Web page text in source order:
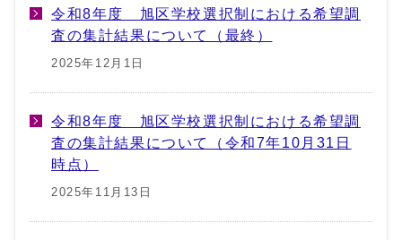
令和8年度 旭区学校選択制における希望調
査の集計結果について（最終）
2025年12月1日
令和8年度 旭区学校選択制における希望調
査の集計結果について（令和7年10月31日
時点）
2025年11月13日